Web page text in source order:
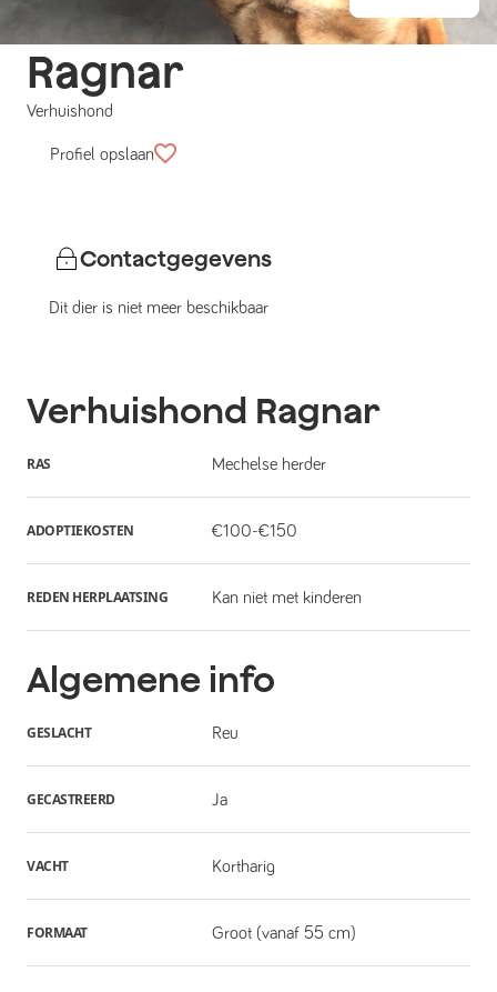
Ragnar
Verhuishond
Profiel opslaan
Contactgegevens
Dit dier is niet meer beschikbaar
Verhuishond Ragnar
RAS Mechelse herder
ADOPTIEKOSTEN €100-€150
REDEN HERPLAATSING Kan niet met kinderen
Algemene info
GESLACHT Reu
GECASTREERD Ja
VACHT Kortharig
FORMAAT Groot (vanaf 55 cm)